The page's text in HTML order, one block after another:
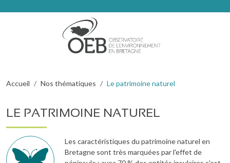
Fil d'Ariane
Accueil Nos thématiques Le patrimoine naturel
LE PATRIMOINE NATUREL
Pictogramme Description
Les caractéristiques du patrimoine naturel en
Bretagne sont très marquées par l'effet de